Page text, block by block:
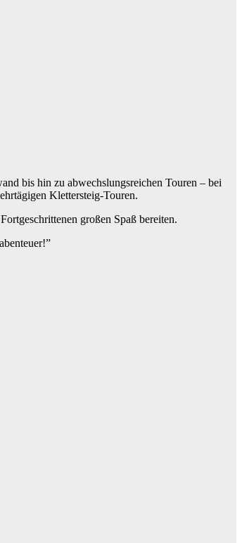
bis hin zu abwechslungsreichen Touren – bei
Klettersteig-Touren.
großen Spaß bereiten.